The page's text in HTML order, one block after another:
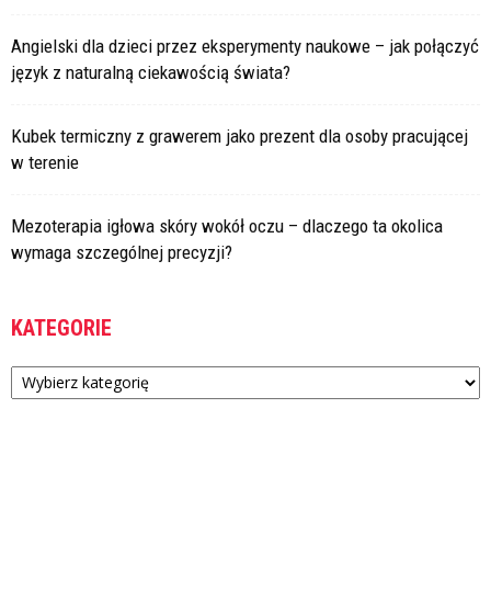
Angielski dla dzieci przez eksperymenty naukowe – jak połączyć
język z naturalną ciekawością świata?
Kubek termiczny z grawerem jako prezent dla osoby pracującej
w terenie
Mezoterapia igłowa skóry wokół oczu – dlaczego ta okolica
wymaga szczególnej precyzji?
KATEGORIE
Kategorie